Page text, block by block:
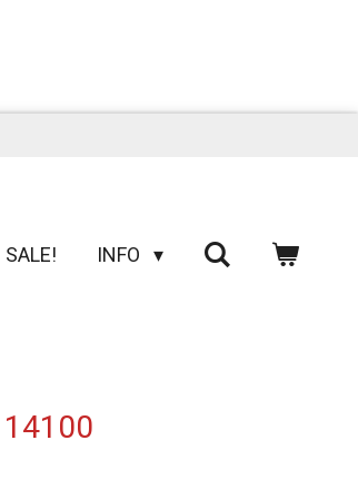
SALE! INFO